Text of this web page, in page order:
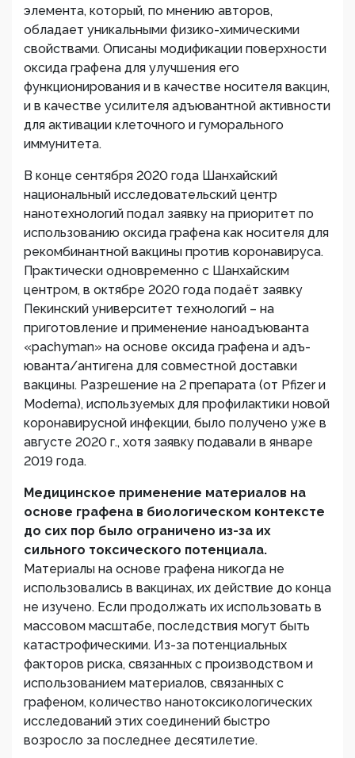
элемента, который, по мнению авторов,
обладает уникальными физико-химическими
свойствами. Описаны модификации поверхности
оксида графена для улучшения его
функционирования и в качестве носителя вакцин,
и в качестве усилителя адъювантной активности
для активации клеточного и гуморального
иммунитета.
В конце сентября 2020 года Шанхайский
национальный исследовательский центр
нанотехнологий подал заявку на приоритет по
использованию оксида графена как носителя для
рекомбинантной вакцины против коронавируса.
Практически одновременно с Шанхайским
центром, в октябре 2020 года подаёт заявку
Пекинский университет технологий – на
приготовление и применение наноадъюванта
«pachyman» на основе оксида графена и адъ-
юванта/антигена для совместной доставки
вакцины. Разрешение на 2 препарата (от Pfizer и
Moderna), используемых для профилактики новой
коронавирусной инфекции, было получено уже в
августе 2020 г., хотя заявку подавали в январе
2019 года.
Медицинское применение материалов на
основе графена в биологическом контексте
до сих пор было ограничено из-за их
сильного токсического потенциала.
Материалы на основе графена никогда не
использовались в вакцинах, их действие до конца
не изучено. Если продолжать их использовать в
массовом масштабе, последствия могут быть
катастрофическими. Из-за потенциальных
факторов риска, связанных с производством и
использованием материалов, связанных с
графеном, количество нанотоксикологических
исследований этих соединений быстро
возросло за последнее десятилетие.